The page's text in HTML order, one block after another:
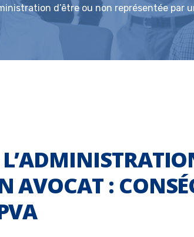
d’être ou non représentée par
AVOCAT :